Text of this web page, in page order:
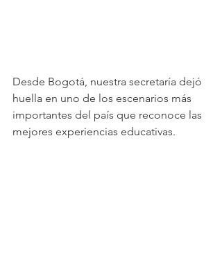
Desde Bogotá, nuestra secretaría dejó
huella en uno de los escenarios más
importantes del país que reconoce las
mejores experiencias educativas.